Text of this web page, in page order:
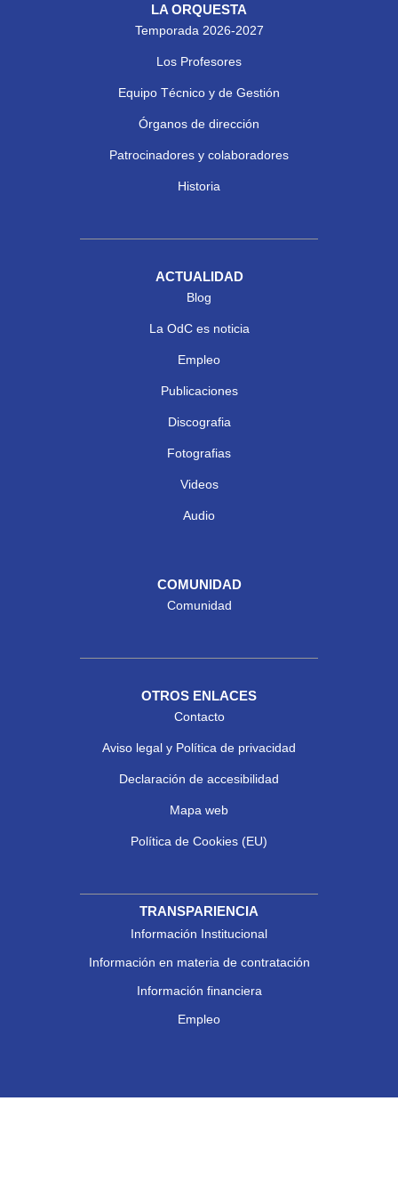
LA ORQUESTA
Temporada 2026-2027
Los Profesores
Equipo Técnico y de Gestión
Órganos de dirección
Patrocinadores y colaboradores
Historia
ACTUALIDAD
Blog
La OdC es noticia
Empleo
Publicaciones
Discografia
Fotografias
Videos
Audio
COMUNIDAD
Comunidad
OTROS ENLACES
Contacto
Aviso legal y Política de privacidad
Declaración de accesibilidad
Mapa web
Política de Cookies (EU)
TRANSPARIENCIA
Información Institucional
Información en materia de contratación
Información financiera
Empleo